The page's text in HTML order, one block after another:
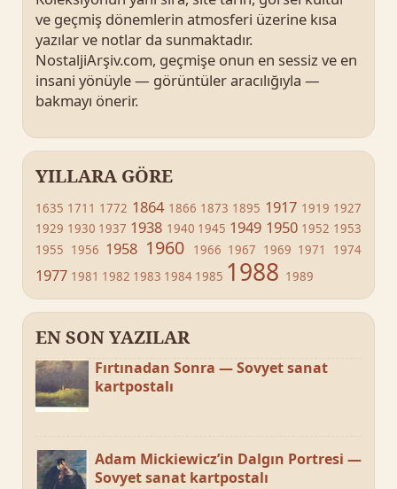
ve geçmiş dönemlerin atmosferi üzerine kısa
yazılar ve notlar da sunmaktadır.
NostaljiArşiv.com, geçmişe onun en sessiz ve en
insani yönüyle — görüntüler aracılığıyla —
bakmayı önerir.
YILLARA GÖRE
1635 1711 1772 1864 1866 1873 1895 1917 1919 1927
1929 1930 1937 1938 1940 1945 1949 1950 1952 1953
1955 1956 1958 1960 1966 1967 1969 1971 1974
1977 1981 1982 1983 1984 1985 1988 1989
EN SON YAZILAR
Fırtınadan Sonra — Sovyet sanat
kartpostalı
Adam Mickiewicz’in Dalgın Portresi —
Sovyet sanat kartpostalı